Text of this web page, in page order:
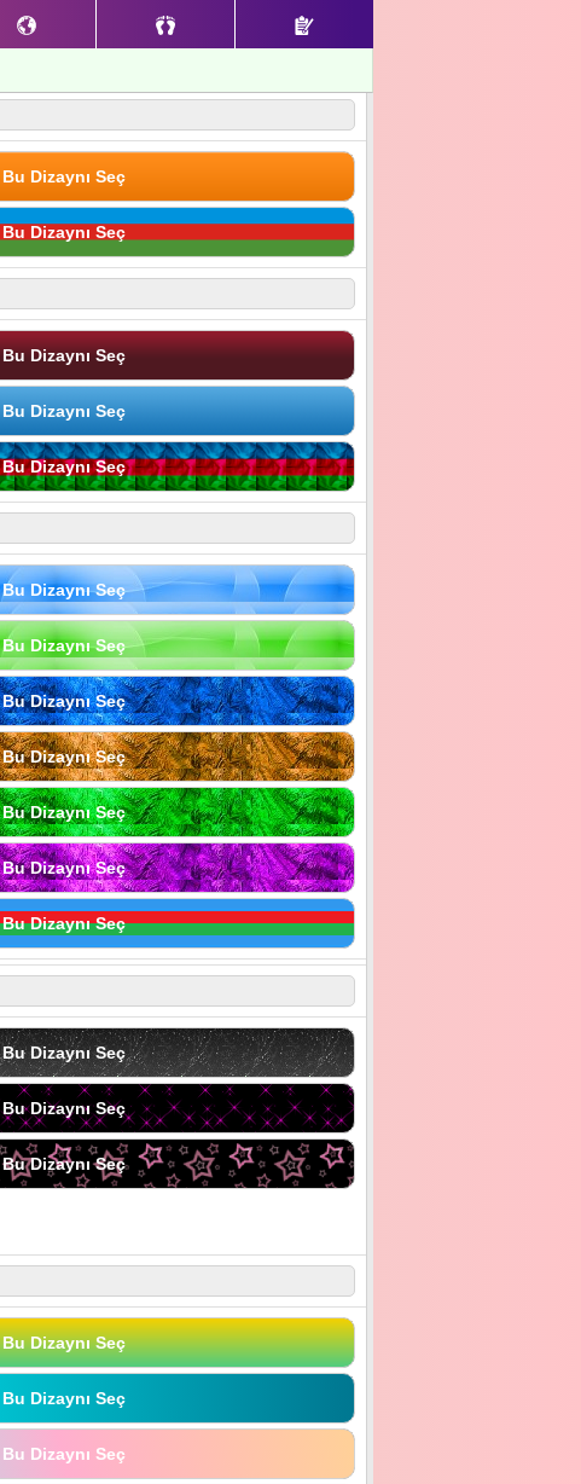
Bu Dizaynı Seç
Bu Dizaynı Seç
Bu Dizaynı Seç
Bu Dizaynı Seç
Bu Dizaynı Seç
Bu Dizaynı Seç
Bu Dizaynı Seç
Bu Dizaynı Seç
Bu Dizaynı Seç
Bu Dizaynı Seç
Bu Dizaynı Seç
Bu Dizaynı Seç
Bu Dizaynı Seç
Bu Dizaynı Seç
Bu Dizaynı Seç
Bu Dizaynı Seç
Bu Dizaynı Seç
Bu Dizaynı Seç